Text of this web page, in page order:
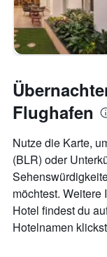
Flughafen
Nutze die Karte,
(BLR) oder
möchtest. Weitere
Hotel findest du
Hotelnamen